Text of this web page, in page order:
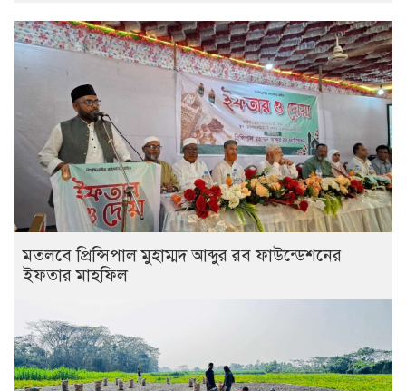
মতলবে প্রিন্সিপাল মুহাম্মদ আব্দুর রব ফাউন্ডেশনের
ইফতার মাহফিল